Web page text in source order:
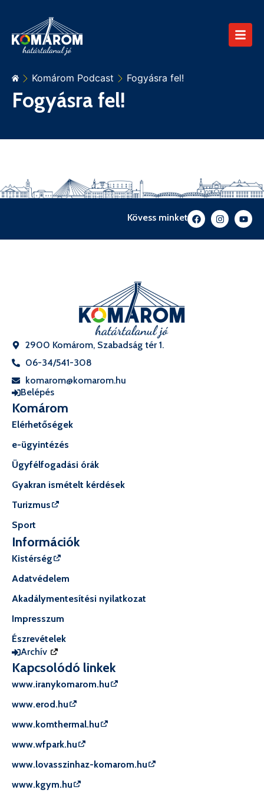
Komárom Podcast Fogyásra fel!
Fogyásra fel!
Kövess minket
2900 Komárom, Szabadság tér 1.
06-34/541-308
komarom@komarom.hu
Belépés
Komárom
Elérhetőségek
e-ügyintézés
Ügyfélfogadási órák
Gyakran ismételt kérdések
Turizmus
Sport
Információk
Kistérség
Adatvédelem
Akadálymentesítési nyilatkozat
Impresszum
Észrevételek
Archív
Kapcsolódó linkek
www.iranykomarom.hu
www.erod.hu
www.komthermal.hu
www.wfpark.hu
www.lovasszinhaz-komarom.hu
www.kgym.hu